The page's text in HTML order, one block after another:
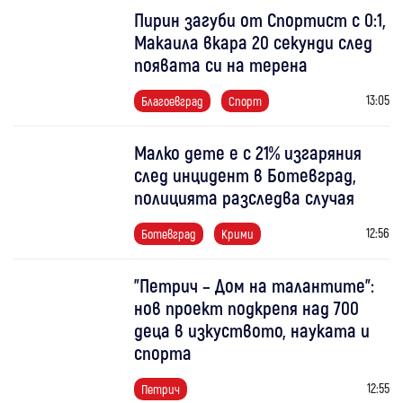
Пирин загуби от Спортист с 0:1,
Макаила вкара 20 секунди след
появата си на терена
Благоевград Спорт 13:05
Малко дете е с 21% изгаряния
след инцидент в Ботевград,
полицията разследва случая
Ботевград Крими 12:56
"Петрич – Дом на талантите":
нов проект подкрепя над 700
деца в изкуството, науката и
спорта
Петрич 12:55